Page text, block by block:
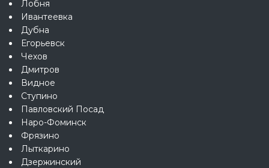
Лобня
Ивантеевка
Дубна
Егорьевск
Чехов
Дмитров
Видное
Ступино
Павловский Посад
Наро-Фоминск
Фрязино
Лыткарино
Дзержинский